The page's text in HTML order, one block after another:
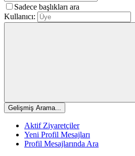
Sadece başlıkları ara
Kullanıcı:
Gelişmiş Arama...
Aktif Ziyaretçiler
Yeni Profil Mesajları
Profil Mesajlarında Ara